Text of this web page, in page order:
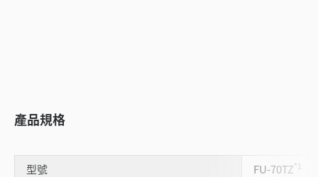
產品規格
型號 FU-70TZ*1